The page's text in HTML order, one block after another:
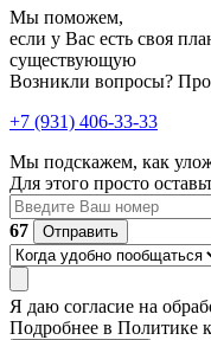
Мы поможем,
если у Вас есть своя
существующую
Возникли вопросы?
+7 (931) 406-33-33
Мы подскажем, как
Для этого просто
67
Отправить
Я даю согласие на
Подробнее в Политике